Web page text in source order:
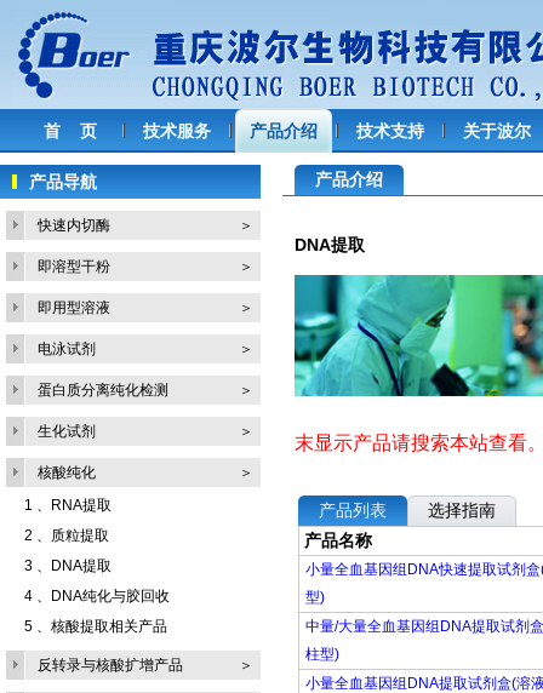
首 页 技术服务 产品介绍 技术支持 关于波尔
产品导航
快速内切酶 ＞
即溶型干粉 ＞
即用型溶液 ＞
电泳试剂 ＞
蛋白质分离纯化检测 ＞
生化试剂 ＞
核酸纯化
＞
1 、
RNA提取
2 、 质粒提取
3 、
DNA提取
4 、
DNA纯化与胶回收
5 、 核酸提取相关产品
反转录与核酸扩增产品 ＞
产品介绍
DNA提取
末显示产品请搜索本站查看
产品列表
选择指南
产品名称
小量全血基因组DNA快速提取试剂
型)
中量/大量全血基因组DNA提取试剂
柱型)
小量全血基因组DNA提取试剂盒(溶